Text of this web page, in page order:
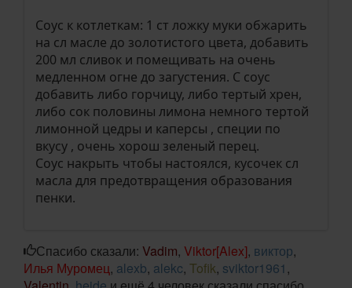
Соус к котлеткам: 1 ст ложку муки обжарить
на сл масле до золотистого цвета, добавить
200 мл сливок и помещивать на очень
медленном огне до загустения. С соус
добавить либо горчицу, либо тертый хрен,
либо сок половины лимона немного тертой
лимонной цедры и каперсы , специи по
вкусу , очень хорош зеленый перец.
Соус накрыть чтобы настоялся, кусочек сл
масла для предотвращения образования
пенки.
Спасибо сказали: Vadim, Viktor[Alex], виктор,
Илья Муромец, alexb, alekc, Tofik, sviktor1961 ,